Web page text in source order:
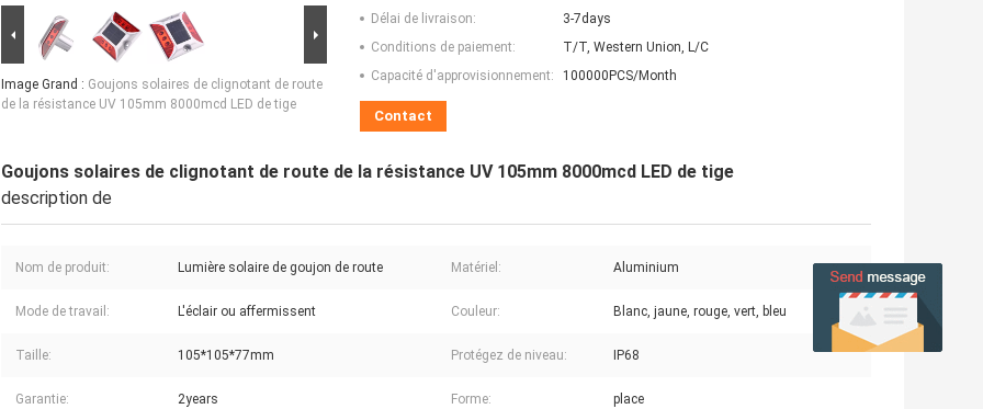
Image Grand : Goujons solaires de clignotant de route
de la résistance UV 105mm 8000mcd LED de tige
Délai de livraison:
3-7days
Conditions de paiement:
T/T, Western Union, L/C
Capacité d'approvisionnement:
100000PCS/Month
Contact
Goujons solaires de clignotant de route de la résistance UV 105mm 8000mcd LED de tige
description de
Nom de produit: Lumière solaire de goujon de route Matériel: Aluminium
Mode de travail: L'éclair ou affermissent Couleur: Blanc, jaune, rouge, vert, bleu
Taille: 105*105*77mm Protégez de niveau: IP68
Garantie: 2years Forme: place